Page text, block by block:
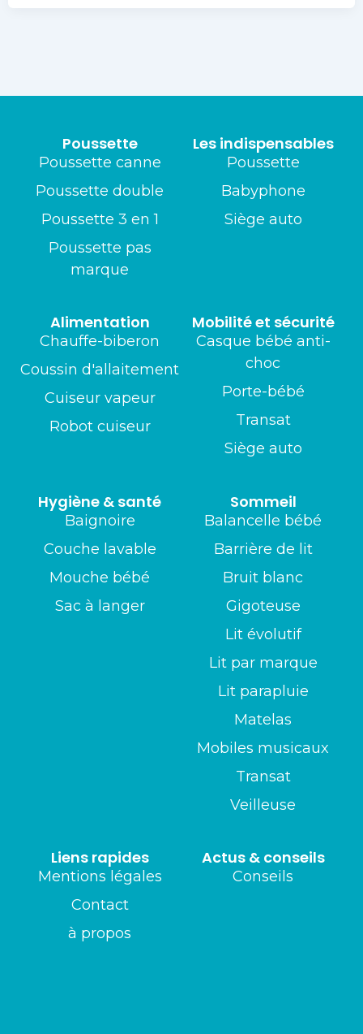
Les indispensables
Poussette
Babyphone
Siège auto
Poussette
Poussette canne
Poussette double
Poussette 3 en 1
Poussette pas
marque
Mobilité et sécurité
Casque bébé anti-
choc
Porte-bébé
Transat
Siège auto
Alimentation
Chauffe-biberon
Coussin d'allaitement
Cuiseur vapeur
Robot cuiseur
Sommeil
Balancelle bébé
Barrière de lit
Bruit blanc
Gigoteuse
Lit évolutif
Lit par marque
Lit parapluie
Matelas
Mobiles musicaux
Transat
Veilleuse
Hygiène & santé
Baignoire
Couche lavable
Mouche bébé
Sac à langer
Actus & conseils
Conseils
Liens rapides
Mentions légales
Contact
à propos